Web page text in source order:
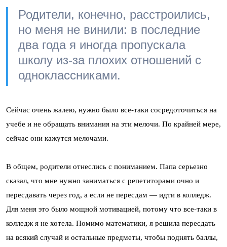
Родители, конечно, расстроились,
но меня не винили: в последние
два года я иногда пропускала
школу из-за плохих отношений с
одноклассниками.
Сейчас очень жалею, нужно было все-таки сосредоточиться на
учебе и не обращать внимания на эти мелочи. По крайней мере,
сейчас они кажутся мелочами.
В общем, родители отнеслись с пониманием. Папа серьезно
сказал, что мне нужно заниматься с репетиторами очно и
пересдавать через год, а если не пересдам — идти в колледж.
Для меня это было мощной мотивацией, потому что все-таки в
колледж я не хотела. Помимо математики, я решила пересдать
на всякий случай и остальные предметы, чтобы поднять баллы,